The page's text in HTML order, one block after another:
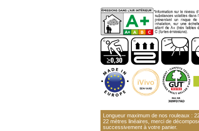
Longueur maximum de nos rouleaux :
22 mètres linéaires, merci de
successivement à votre panier.